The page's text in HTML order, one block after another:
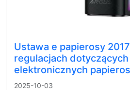
Ustawa e papierosy
regulacjach dotyczących
elektronicznych
2025-10-03